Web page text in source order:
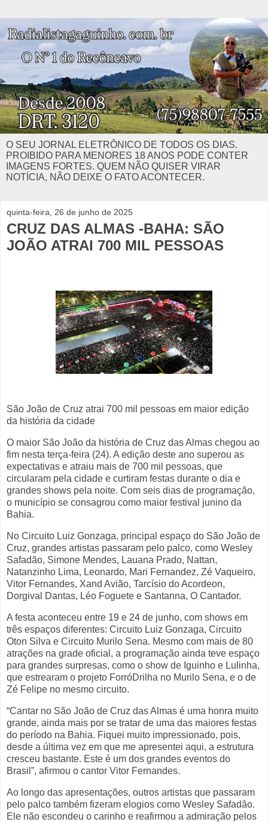
O SEU JORNAL ELETRÔNICO DE TODOS OS DIAS.
PROIBIDO PARA MENORES 18 ANOS PODE CONTER
IMAGENS FORTES. QUEM NÃO QUISER VIRAR
NOTÍCIA, NÃO DEIXE O FATO ACONTECER.
quinta-feira, 26 de junho de 2025
CRUZ DAS ALMAS -BAHA: SÃO
JOÃO ATRAI 700 MIL PESSOAS
São João de Cruz atrai 700 mil pessoas em maior edição
da história da cidade
O maior São João da história de Cruz das Almas chegou ao
fim nesta terça-feira (24). A edição deste ano superou as
expectativas e atraiu mais de 700 mil pessoas, que
circularam pela cidade e curtiram festas durante o dia e
grandes shows pela noite. Com seis dias de programação,
o município se consagrou como maior festival junino da
Bahia.
No Circuito Luiz Gonzaga, principal espaço do São João de
Cruz, grandes artistas passaram pelo palco, como Wesley
Safadão, Simone Mendes, Lauana Prado, Nattan,
Natanzinho Lima, Leonardo, Mari Fernandez, Zé Vaqueiro,
Vitor Fernandes, Xand Avião, Tarcísio do Acordeon,
Dorgival Dantas, Léo Foguete e Santanna, O Cantador.
A festa aconteceu entre 19 e 24 de junho, com shows em
três espaços diferentes: Circuito Luiz Gonzaga, Circuito
Oton Silva e Circuito Murilo Sena. Mesmo com mais de 80
atrações na grade oficial, a programação ainda teve espaço
para grandes surpresas, como o show de Iguinho e Lulinha,
que estrearam o projeto ForróDrilha no Murilo Sena, e o de
Zé Felipe no mesmo circuito.
“Cantar no São João de Cruz das Almas é uma honra muito
grande, ainda mais por se tratar de uma das maiores festas
do período na Bahia. Fiquei muito impressionado, pois,
desde a última vez em que me apresentei aqui, a estrutura
cresceu bastante. Este é um dos grandes eventos do
Brasil”, afirmou o cantor Vitor Fernandes.
Ao longo das apresentações, outros artistas que passaram
pelo palco também fizeram elogios como Wesley Safadão.
Ele não escondeu o carinho e reafirmou a admiração pelos